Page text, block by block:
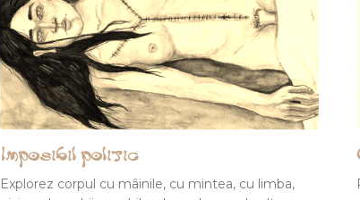
Imposibil politic
Explorez corpul cu mâinile, cu mintea, cu limba,